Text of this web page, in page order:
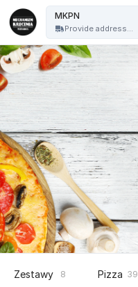
MKPN
Provide address...
Zestawy 8 Pizza 39